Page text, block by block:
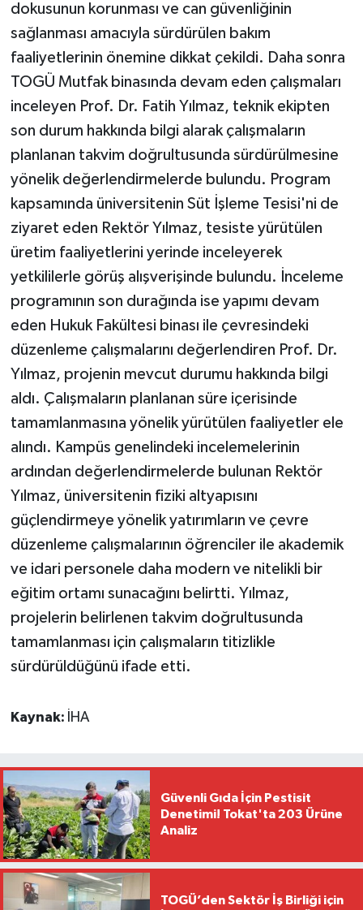
dokusunun korunması ve can güvenliğinin
sağlanması amacıyla sürdürülen bakım
faaliyetlerinin önemine dikkat çekildi. Daha sonra
TOGÜ Mutfak binasında devam eden çalışmaları
inceleyen Prof. Dr. Fatih Yılmaz, teknik ekipten
son durum hakkında bilgi alarak çalışmaların
planlanan takvim doğrultusunda sürdürülmesine
yönelik değerlendirmelerde bulundu. Program
kapsamında üniversitenin Süt İşleme Tesisi'ni de
ziyaret eden Rektör Yılmaz, tesiste yürütülen
üretim faaliyetlerini yerinde inceleyerek
yetkililerle görüş alışverişinde bulundu. İnceleme
programının son durağında ise yapımı devam
eden Hukuk Fakültesi binası ile çevresindeki
düzenleme çalışmalarını değerlendiren Prof. Dr.
Yılmaz, projenin mevcut durumu hakkında bilgi
aldı. Çalışmaların planlanan süre içerisinde
tamamlanmasına yönelik yürütülen faaliyetler ele
alındı. Kampüs genelindeki incelemelerinin
ardından değerlendirmelerde bulunan Rektör
Yılmaz, üniversitenin fiziki altyapısını
güçlendirmeye yönelik yatırımların ve çevre
düzenleme çalışmalarının öğrenciler ile akademik
ve idari personele daha modern ve nitelikli bir
eğitim ortamı sunacağını belirtti. Yılmaz,
projelerin belirlenen takvim doğrultusunda
tamamlanması için çalışmaların titizlikle
sürdürüldüğünü ifade etti.
Kaynak: İHA
Güvenli Gıda İçin Pestisit
Denetimi! Tokat'ta 203 Ürüne
Analiz
TOGÜ’den Sektör İş Birliği için